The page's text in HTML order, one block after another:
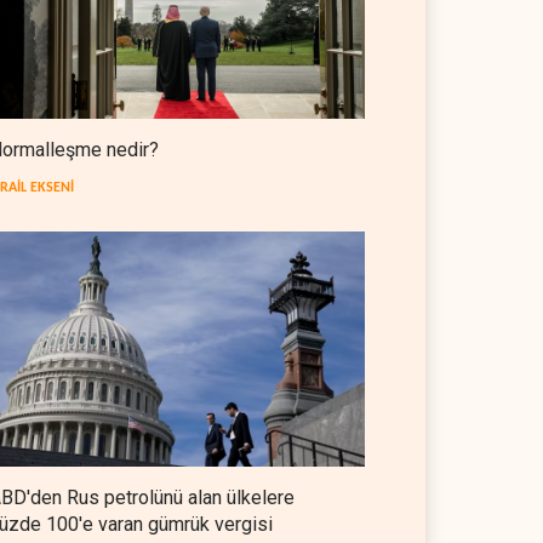
hakim
FİLİSTİN 09 Ağustos 2026
Umman: Hürmüz görüşmeleri
yapıcı ilerliyor
Nüceba Hareketi: Suudi
rejimiyle uzlaşma yok,
09 Ağustos 2026
nedir?
EKSENİ
Rus petrolünü alan ülkelere
100'e varan gümrük vergisi